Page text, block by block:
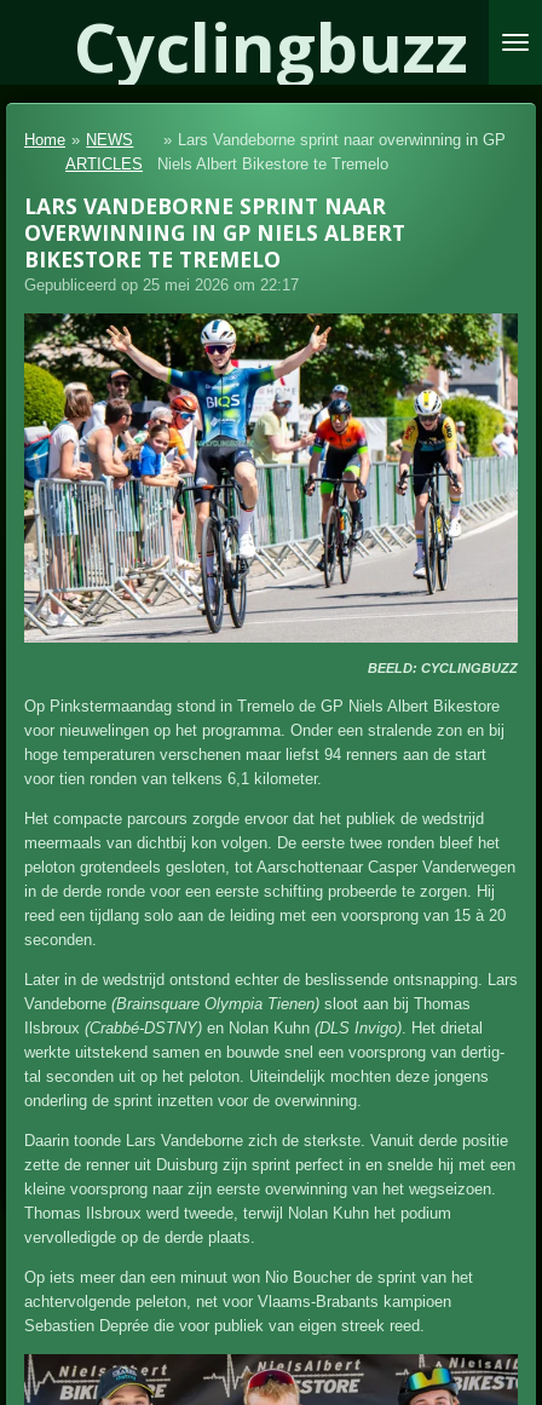
Cyclingbuzz
Home » NEWS
ARTICLES
» Lars Vandeborne sprint naar overwinning in GP
Niels Albert Bikestore te Tremelo
LARS VANDEBORNE SPRINT NAAR
OVERWINNING IN GP NIELS ALBERT
BIKESTORE TE TREMELO
Gepubliceerd op 25 mei 2026 om 22:17
BEELD: CYCLINGBUZZ
Op Pinkstermaandag stond in Tremelo de GP Niels Albert Bikestore
voor nieuwelingen op het programma. Onder een stralende zon en bij
hoge temperaturen verschenen maar liefst 94 renners aan de start
voor tien ronden van telkens 6,1 kilometer.
Het compacte parcours zorgde ervoor dat het publiek de wedstrijd
meermaals van dichtbij kon volgen. De eerste twee ronden bleef het
peloton grotendeels gesloten, tot Aarschottenaar Casper Vanderwegen
in de derde ronde voor een eerste schifting probeerde te zorgen. Hij
reed een tijdlang solo aan de leiding met een voorsprong van 15 à 20
seconden.
Later in de wedstrijd ontstond echter de beslissende ontsnapping. Lars
Vandeborne (Brainsquare Olympia Tienen) sloot aan bij Thomas
Ilsbroux (Crabbé-DSTNY) en Nolan Kuhn (DLS Invigo). Het drietal
werkte uitstekend samen en bouwde snel een voorsprong van dertig-
tal seconden uit op het peloton. Uiteindelijk mochten deze jongens
onderling de sprint inzetten voor de overwinning.
Daarin toonde Lars Vandeborne zich de sterkste. Vanuit derde positie
zette de renner uit Duisburg zijn sprint perfect in en snelde hij met een
kleine voorsprong naar zijn eerste overwinning van het wegseizoen.
Thomas Ilsbroux werd tweede, terwijl Nolan Kuhn het podium
vervolledigde op de derde plaats.
Op iets meer dan een minuut won Nio Boucher de sprint van het
achtervolgende peleton, net voor Vlaams-Brabants kampioen
Sebastien Deprée die voor publiek van eigen streek reed.